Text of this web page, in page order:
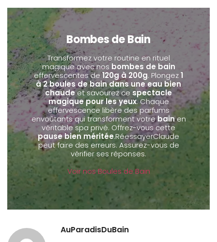
Bombes de Bain
Transformez votre routine en rituel
magique avec nos bombes de bain
effervescentes de120g à 200g. Plongez1
à 2 boules de bain dans une eau bien
chaudeet savourez ce spectacle
magique pour les yeux. Chaque
effervescence libère des parfums
envoûtants qui transforment votrebainen
véritable spa privé. Offrez-vous cette
pause bien méritée.RéessayerClaude
peut faire des erreurs. Assurez-vous de
vérifier ses réponses.
Voir nos Boules de Bain
AuParadisDuBain